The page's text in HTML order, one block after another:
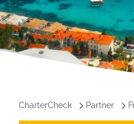
CharterCheck Partner